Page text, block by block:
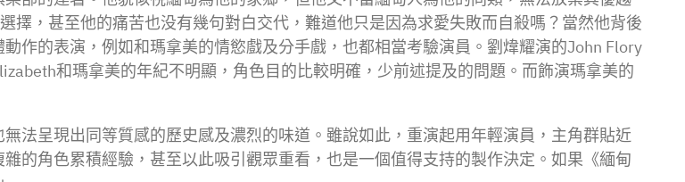
擇，甚至他的痛苦也没有幾句對白交代，難道他只是因為求愛失敗而自殺嗎？當然他背後
作的表演，例如和瑪拿美的情慾戲及分手戲，也都相當考驗演員。劉煒耀演的John Flory
和瑪拿美的年紀不明顯，角色目的比較明確，少前述提及的問題。而飾演瑪拿美的
法呈現出同等質感的歷史感及濃烈的味道。雖說如此，重演起用年輕演員，主角群貼近
的角色累積經驗，甚至以此吸引觀眾重看，也是一個值得支持的製作決定。如果《緬甸